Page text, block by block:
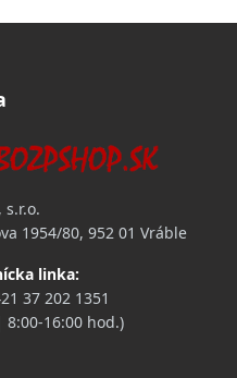
s.r.o.
1954/80, 952 01 Vráble
linka:
37 202 1351
8:00-16:00 hod.)